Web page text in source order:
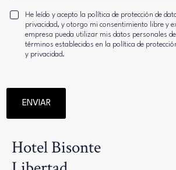
He leído y acepto la política de protección de
privacidad, y otorgo mi consentimiento libre y
empresa pueda utilizar mis datos personales
términos establecidos en la política de
y privacidad.
ENVIAR
Hotel Bisonte